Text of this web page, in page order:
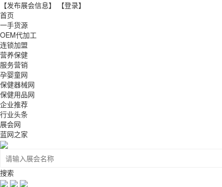
【发布展会信息】
【登录】
首页
一手货源
OEM代加工
连锁加盟
营养保健
服务营销
孕婴童网
保健器械网
保健用品网
企业推荐
行业头条
展会网
蓝网之家
搜索